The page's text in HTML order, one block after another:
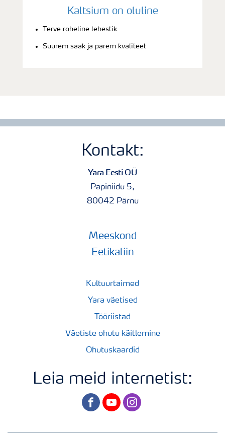
Kaltsium on oluline
Terve roheline lehestik
Suurem saak ja parem kvaliteet
Kontakt:
Yara Eesti OÜ
Papiniidu 5,
80042 Pärnu
Meeskond
Eetikaliin
Kultuurtaimed
Yara väetised
Tööriistad
Väetiste ohutu käitlemine
Ohutuskaardid
Leia meid internetist:
facebookyoutubeinstagram